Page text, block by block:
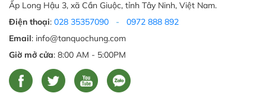
Ấp Long Hậu 3, xã Cần Giuộc, tỉnh Tây Ninh, Việt Nam.
Điện thoại: 028 35357090 -
0972 888 892
Email: info@tanquochung.com
Giờ mở cửa: 8:00 AM - 5:00PM